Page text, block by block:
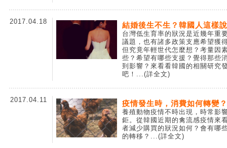
2017.04.18 結婚後生不生？韓國人這樣
台灣低生育率的狀況是近幾年重
議題，也有諸多政策支應希望獲
但究竟年輕世代怎麼想？考量因
些？希望有哪些支援？覺得那些
到影響？來看看韓國的相關研究
吧！ ...(詳全文)
2017.04.11 疫情發生時，消費如何轉變？
養殖動物疫情不時出現，時常影
鉅。從韓國近期的禽流感疫情來
者減少購買的狀況如何？會有哪
的轉移？ ...(詳全文)